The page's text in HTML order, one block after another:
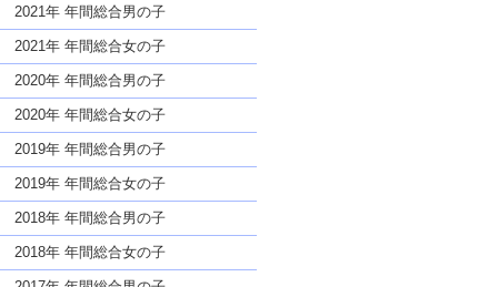
2021年 年間総合男の子
2021年 年間総合女の子
2020年 年間総合男の子
2020年 年間総合女の子
2019年 年間総合男の子
2019年 年間総合女の子
2018年 年間総合男の子
2018年 年間総合女の子